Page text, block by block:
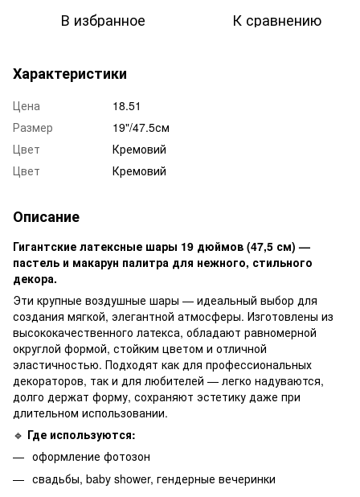
В избранное К сравнению
Характеристики
Цена
18.51
Размер
19"/47.5см
Цвет
Кремовий
Цвет
Кремовий
Описание
Гигантские латексные шары 19 дюймов (47,5 см) —
пастель и макарун палитра для нежного, стильного
декора.
Эти крупные воздушные шары — идеальный выбор для
создания мягкой, элегантной атмосферы. Изготовлены из
высококачественного латекса, обладают равномерной
округлой формой, стойким цветом и отличной
эластичностью. Подходят как для профессиональных
декораторов, так и для любителей — легко надуваются,
долго держат форму, сохраняют эстетику даже при
длительном использовании.
🔹 Где используются:
оформление фотозон
свадьбы, baby shower, гендерные вечеринки